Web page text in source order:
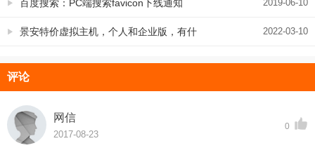
2019-06-10
百度搜索：PC端搜索favicon下线通知
2022-03-10
景安特价虚拟主机，个人和企业版，有什
评论
网信
2017-08-23
0